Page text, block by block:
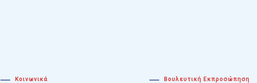
Κοινωνικά Βουλευτική Εκπροσώπηση